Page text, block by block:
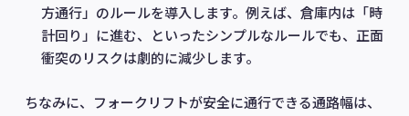
方通行」のルールを導入します。例えば、倉庫内は「時
計回り」に進む、といったシンプルなルールでも、正面
衝突のリスクは劇的に減少します。
ちなみに、フォークリフトが安全に通行できる通路幅は、